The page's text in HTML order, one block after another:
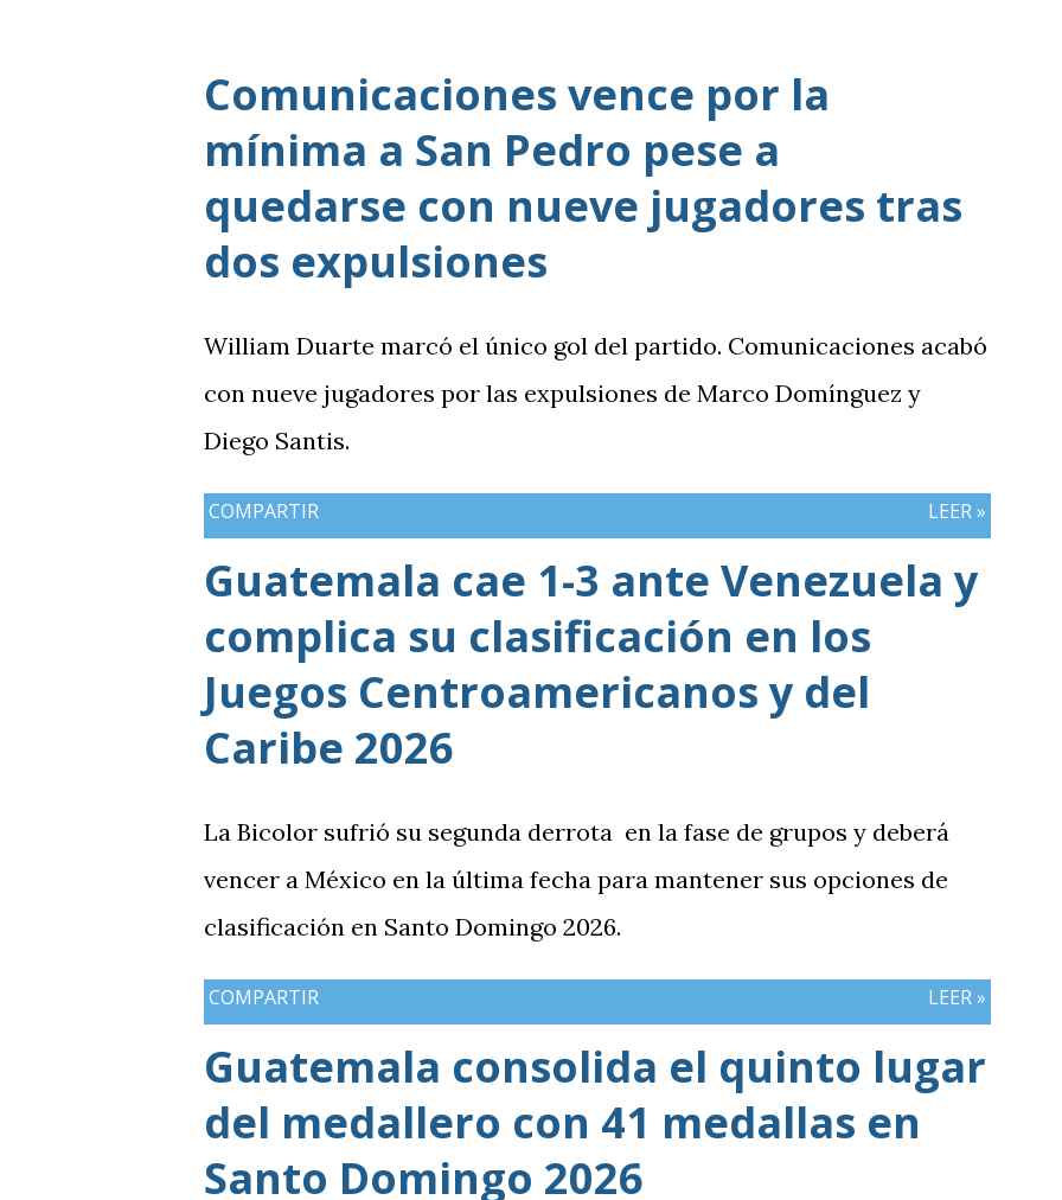
Comunicaciones vence por la
mínima a San Pedro pese a
quedarse con nueve jugadores tras
dos expulsiones
William Duarte marcó el único gol del partido. Comunicaciones acabó
con nueve jugadores por las expulsiones de Marco Domínguez y
Diego Santis.
COMPARTIR LEER »
Guatemala cae 1-3 ante Venezuela y
complica su clasificación en los
Juegos Centroamericanos y del
Caribe 2026
La Bicolor sufrió su segunda derrota en la fase de grupos y deberá
vencer a México en la última fecha para mantener sus opciones de
clasificación en Santo Domingo 2026.
COMPARTIR LEER »
Guatemala consolida el quinto lugar
del medallero con 41 medallas en
Santo Domingo 2026